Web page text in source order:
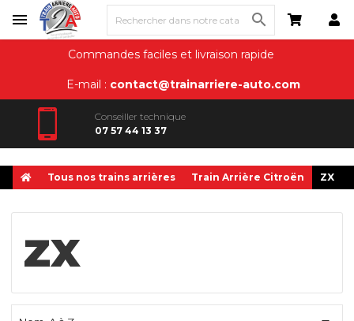

Commandes faciles et livraison rapide
E-mail : contact@trainarriere-auto.com
Conseiller technique
07 57 44 13 37
Tous nos trains arrières Train Arrière Citroën ZX
ZX